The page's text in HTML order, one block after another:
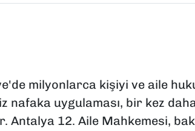
milyonlarca kişiyi ve aile
nafaka uygulaması, bir kez
Antalya 12. Aile Mahkemesi,